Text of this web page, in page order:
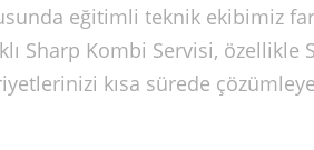
eğitimli teknik ekibimiz
Sharp Kombi Servisi, özellikle
kısa sürede